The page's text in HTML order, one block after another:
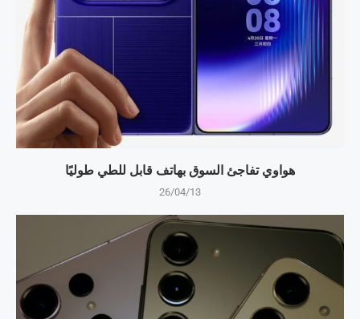
هواوي تفاجئ السوق بهاتف قابل للطي طوليًا
26/04/13